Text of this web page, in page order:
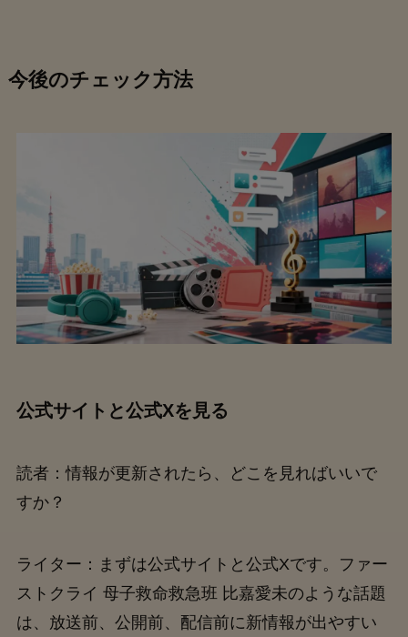
今後のチェック方法
公式サイトと公式Xを見る
読者：情報が更新されたら、どこを見ればいいで
すか？
ライター：まずは公式サイトと公式Xです。ファー
ストクライ 母子救命救急班 比嘉愛未のような話題
は、放送前、公開前、配信前に新情報が出やすい